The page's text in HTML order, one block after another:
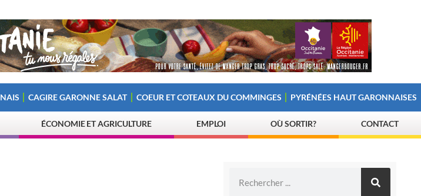
CAGIRE GARONNE SALAT COEUR ET COTEAUX DU COMMINGES PYRÉNÉES HAUT GARONNAISES
ÉCONOMIE ET AGRICULTURE EMPLOI OÙ SORTIR? CONTACT